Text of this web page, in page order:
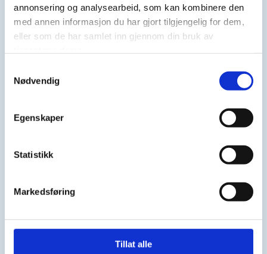
annonsering og analysearbeid, som kan kombinere den
med annen informasjon du har gjort tilgjengelig for dem,
eller som de har samlet inn gjennom din bruk av
Nødvendig
Egenskaper
Statistikk
Markedsføring
Tillat alle
har jevnlige medlemsmøter for å styrke nettverk,
diskutere aktuelle temaer og bygge kompetanse.
næringspolitikk, infrastruktur, markedsføring og
utdanning.
Våre medlemmer